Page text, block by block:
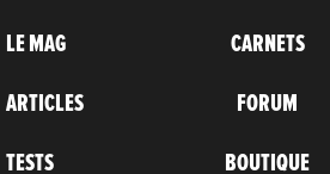
LE MAG
ARTICLES
TESTS
CARNETS
FORUM
BOUTIQUE